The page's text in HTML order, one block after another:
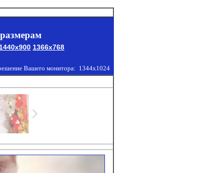
1440x900 1366x768
Вашего монитора: 1344x1024